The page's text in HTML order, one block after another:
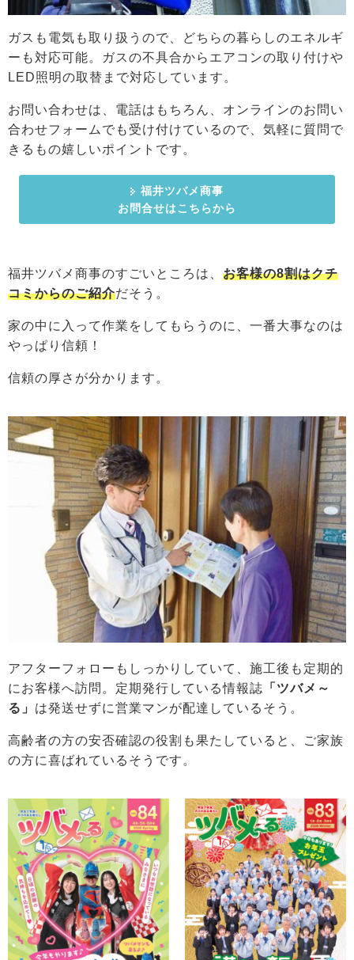
ガスも電気も取り扱うので、どちらの暮らしのエネルギ
ーも対応可能。ガスの不具合からエアコンの取り付けや
LED照明の取替まで対応しています。
お問い合わせは、電話はもちろん、オンラインのお問い
合わせフォームでも受け付けているので、気軽に質問で
きるもの嬉しいポイントです。
福井ツバメ商事
お問合せはこちらから
福井ツバメ商事のすごいところは、 お客様の8割はクチ
コミからのご紹介だそう。
家の中に入って作業をしてもらうのに、一番大事なのは
やっぱり信頼！
信頼の厚さが分かります。
アフターフォローもしっかりしていて、施工後も定期的
にお客様へ訪問。定期発行している情報誌 「ツバメ～
る」 は発送せずに営業マンが配達しているそう。
高齢者の方の安否確認の役割も果たしていると、ご家族
の方に喜ばれているそうです。